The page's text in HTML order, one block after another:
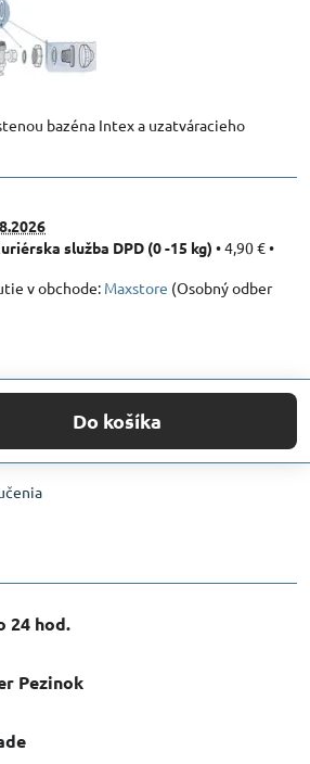
bazéna Intex a uzatváracieho
služba DPD (0 -15 kg) •4,90 €•
Maxstore (Osobný odber
Do košíka
24 hod​.
Pezinok